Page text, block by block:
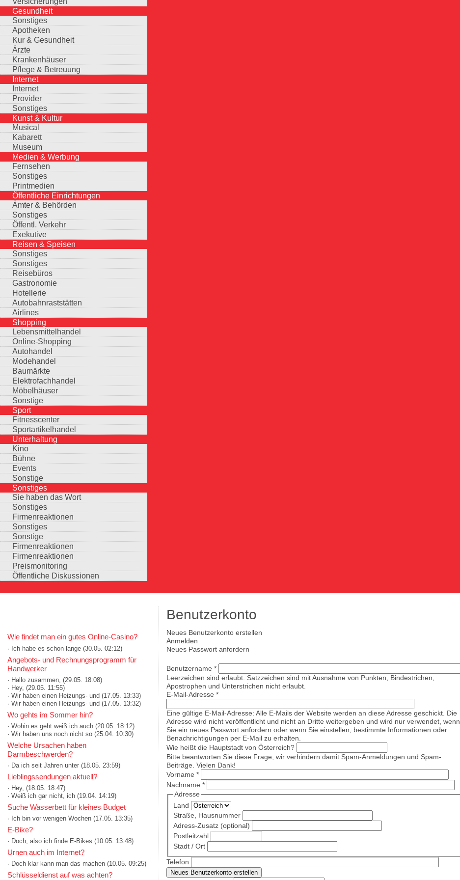
Gesundheit
Sonstiges
Apotheken
Kur & Gesundheit
Ärzte
Krankenhäuser
Pflege & Betreuung
Internet
Internet
Provider
Sonstiges
Kunst & Kultur
Musical
Kabarett
Museum
Medien & Werbung
Fernsehen
Sonstiges
Printmedien
Öffentliche Einrichtungen
Ämter & Behörden
Sonstiges
Öffentl. Verkehr
Exekutive
Reisen & Speisen
Sonstiges
Sonstiges
Reisebüros
Gastronomie
Hotellerie
Autobahnraststätten
Airlines
Shopping
Lebensmittelhandel
Online-Shopping
Autohandel
Modehandel
Baumärkte
Elektrofachhandel
Möbelhäuser
Sonstige
Sport
Fitnesscenter
Sportartikelhandel
Unterhaltung
Kino
Bühne
Events
Sonstige
Sonstiges
Sie haben das Wort
Sonstiges
Firmenreaktionen
Sonstiges
Sonstige
Firmenreaktionen
Firmenreaktionen
Preismonitoring
Öffentliche Diskussionen
Wie findet man ein gutes Online-Casino?
· Ich habe es schon lange (30.05. 02:12)
Angebots- und Rechnungsprogramm für
Handwerker
· Hallo zusammen, (29.05. 18:08)
· Hey, (29.05. 11:55)
· Wir haben einen Heizungs- und (17.05. 13:33)
· Wir haben einen Heizungs- und (17.05. 13:32)
Wo gehts im Sommer hin?
· Wohin es geht weiß ich auch (20.05. 18:12)
· Wir haben uns noch nicht so (25.04. 10:30)
Welche Ursachen haben
Darmbeschwerden?
· Da ich seit Jahren unter (18.05. 23:59)
Lieblingssendungen aktuell?
· Hey, (18.05. 18:47)
· Weiß ich gar nicht, ich (19.04. 14:19)
Suche Wasserbett für kleines Budget
· Ich bin vor wenigen Wochen (17.05. 13:35)
E-Bike?
· Doch, also ich finde E-Bikes (10.05. 13:48)
Urnen auch im Internet?
· Doch klar kann man das machen (10.05. 09:25)
Schlüsseldienst auf was achten?
Benutzerkonto
Haupt-Reiter
Neues Benutzerkonto erstellen
(aktiver Reiter)
Anmelden
Neues Passwort anfordern
Benutzername *
Leerzeichen sind erlaubt. Satzzeichen sind mit Ausnahme von Punkten, Bindestrichen,
Apostrophen und Unterstrichen nicht erlaubt.
E-Mail-Adresse *
Eine gültige E-Mail-Adresse: Alle E-Mails der Website werden an diese Adresse geschickt. Die
Adresse wird nicht veröffentlicht und nicht an Dritte weitergeben und wird nur verwendet, wenn
Sie ein neues Passwort anfordern oder wenn Sie einstellen, bestimmte Informationen oder
Benachrichtigungen per E-Mail zu erhalten.
Wie heißt die Hauptstadt von Österreich?
Bitte beantworten Sie diese Frage, wir verhindern damit Spam-Anmeldungen und Spam-
Beiträge. Vielen Dank!
Vorname *
Nachname *
Adresse
Land
Straße, Hausnummer
Adress-Zusatz (optional)
Postleitzahl
Stadt / Ort
Telefon
Auswahlmöglichkeiten